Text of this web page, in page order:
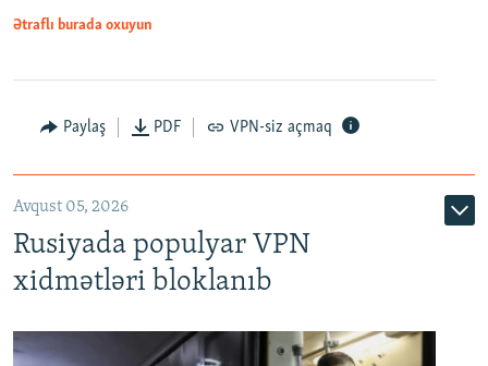
Ətraflı burada oxuyun
Paylaş PDF VPN-siz açmaq
Avqust 05, 2026
Rusiyada populyar VPN
xidmətləri bloklanıb